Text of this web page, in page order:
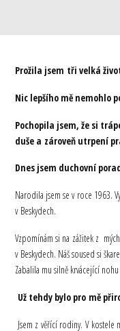
Prožila jsem tři velká
Nic lepšího mě nemohlo
Pochopila jsem, že si
duše a zároveň utrpení
Dnes jsem duchovní
Narodila jsem se v roce 1963.
v Beskydech.
Vzpomínám si na zážitek z
v Beskydech. Náš soused si
Zabalila mu silně krvácející
Už tehdy bylo pro mě
Jsem z věřící rodiny. V kostele